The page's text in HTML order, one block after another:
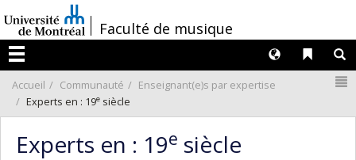
au
contenu
/Faculté de musique
Menu
Liens
Langues
Accueil Communauté
Enseignant(e)s par expertise
Experts en : 19e siècle
Experts en : 19e siècle